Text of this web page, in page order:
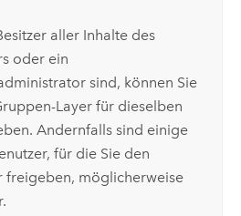
aller Inhalte des
oder ein
sind, können Sie
Layer für dieselben
Andernfalls sind einige
für die Sie den
freigeben, möglicherweise